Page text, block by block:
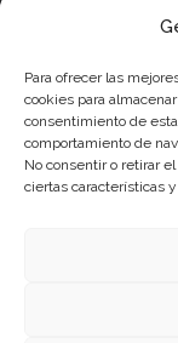
Para ofrecer las
cookies para
consentimiento de
comportamiento de
No consentir o retirar
ciertas características
con fondos